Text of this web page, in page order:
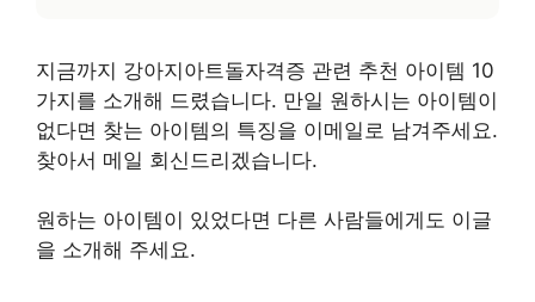
지금까지 강아지아트돌자격증 관련 추천 아이템 10
가지를 소개해 드렸습니다. 만일 원하시는 아이템이
없다면 찾는 아이템의 특징을 이메일로 남겨주세요.
찾아서 메일 회신드리겠습니다.
원하는 아이템이 있었다면 다른 사람들에게도 이글
을 소개해 주세요.